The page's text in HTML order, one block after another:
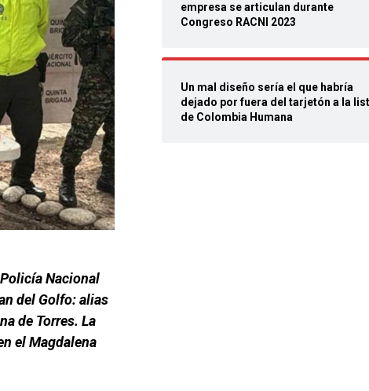
Nacional
del Golfo: alias
de Torres. La
el Magdalena
empresa se articulan durante
Congreso RACNI 2023
Un mal diseño sería el que habría
dejado por fuera del tarjetón a la
de Colombia Humana